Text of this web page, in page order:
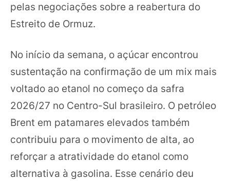
pelas negociações sobre a reabertura do
Estreito de Ormuz.
No início da semana, o açúcar encontrou
sustentação na confirmação de um mix mais
voltado ao etanol no começo da safra
2026/27 no Centro-Sul brasileiro. O petróleo
Brent em patamares elevados também
contribuiu para o movimento de alta, ao
reforçar a atratividade do etanol como
alternativa à gasolina. Esse cenário deu